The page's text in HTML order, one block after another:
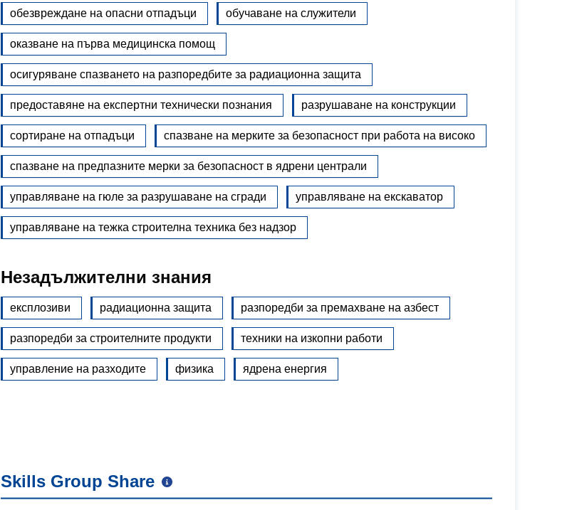
обезвреждане на опасни отпадъци обучаване на служители
оказване на първа медицинска помощ
осигуряване спазването на разпоредбите за радиационна защита
предоставяне на експертни технически познания разрушаване на конструкции
сортиране на отпадъци спазване на мерките за безопасност при работа на високо
спазване на предпазните мерки за безопасност в ядрени централи
управляване на гюле за разрушаване на сгради управляване на екскаватор
управляване на тежка строителна техника без надзор
Незадължителни знания
експлозиви радиационна защита разпоредби за премахване на азбест
разпоредби за строителните продукти техники на изкопни работи
управление на разходите физика ядрена енергия
Skills Group Share